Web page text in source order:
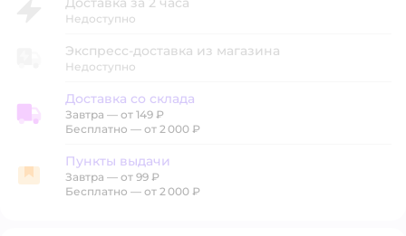
Недоступно
Экспресс-доставка из магазина
Недоступно
Доставка со склада
Доставка со склада
Завтра — от 149 ₽
Бесплатно — от 2 000 ₽
Пункты выдачи
Пункты выдачи
Завтра — от 99 ₽
Бесплатно — от 2 000 ₽